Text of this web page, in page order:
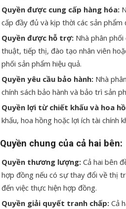
Quyền được cung cấp hàng hóa:
cấp đầy đủ và kịp thời các sản phẩm
Quyền được hỗ trợ: Nhà phân
thuật, tiếp thị, đào tạo nhân viên
phối sản phẩm hiệu quả.
Quyền yêu cầu bảo hành: Nhà
chính sách bảo hành và bảo trì sản
Quyền lợi từ chiết khấu và hoa
khấu, hoa hồng hoặc lợi ích tài chính
Quyền chung của cả hai bên:
Quyền thương lượng: Cả hai bên
hợp đồng nếu có sự thay đổi về thị
đến việc thực hiện hợp đồng.
Quyền giải quyết tranh chấp: Cả